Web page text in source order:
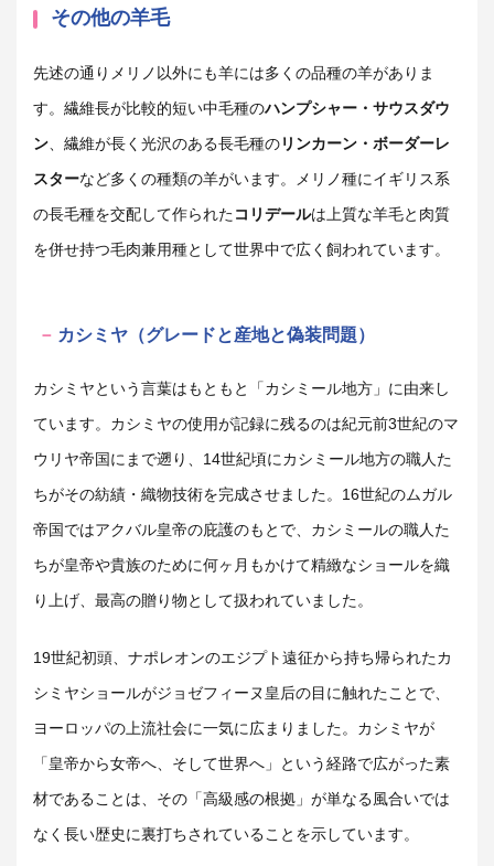
その他の羊毛
先述の通りメリノ以外にも羊には多くの品種の羊がありま
す。繊維長が比較的短い中毛種のハンプシャー・サウスダウ
ン
繊維が長く光沢のある長毛種のリンカーン・ボーダーレ
スターなど多くの種類の羊がいます。メリノ種にイギリス系
の長毛種を交配して作られたコリデールは上質な羊毛と肉質
を併せ持つ毛肉兼用種として世界中で広く飼われています。
カシミヤ（グレードと産地と偽装問題）
カシミヤという言葉はもともと「カシミール地方」に由来し
ています。カシミヤの使用が記録に残るのは紀元前3世紀のマ
ウリヤ帝国にまで遡り、14世紀頃にカシミール地方の職人た
ちがその紡績・織物技術を完成させました。16世紀のムガル
帝国ではアクバル皇帝の庇護のもとで、カシミールの職人た
ちが皇帝や貴族のために何ヶ月もかけて精緻なショールを織
り上げ、最高の贈り物として扱われていました。
19世紀初頭、ナポレオンのエジプト遠征から持ち帰られたカ
シミヤショールがジョゼフィーヌ皇后の目に触れたことで、
ヨーロッパの上流社会に一気に広まりました。カシミヤが
「皇帝から女帝へ、そして世界へ」という経路で広がった素
材であることは、その「高級感の根拠」が単なる風合いでは
なく長い歴史に裏打ちされていることを示しています。